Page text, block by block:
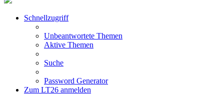
Schnellzugriff
Unbeantwortete Themen
Aktive Themen
Suche
Password Generator
Zum LT26 anmelden